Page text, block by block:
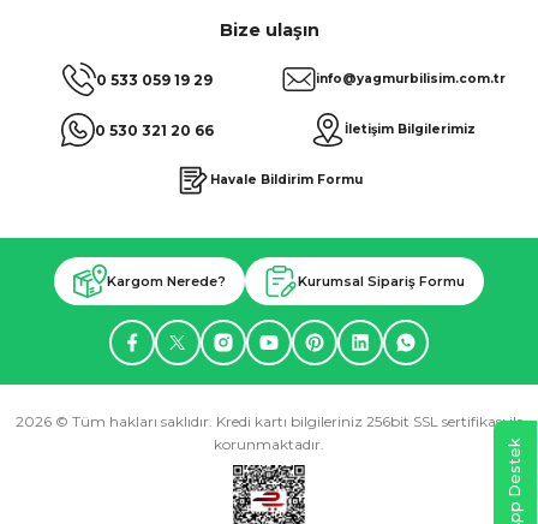
Bize ulaşın
0 533 059 19 29
0 530 321 20 66
info@yagmurbilisim.com.tr
İletişim Bilgilerimiz
Havale Bildirim Formu
Kargom Nerede? Kurumsal Sipariş Formu
2026 © Tüm hakları saklıdır. Kredi kartı bilgileriniz 256bit SSL sertifikası ile
korunmaktadır.